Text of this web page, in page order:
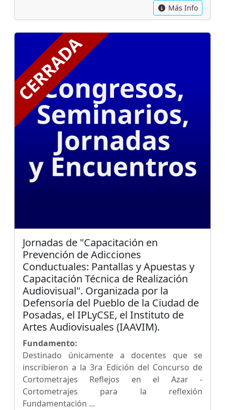
Más Info
Jornadas de "Capacitación en
Prevención de Adicciones
Conductuales: Pantallas y Apuestas y
Capacitación Técnica de Realización
Audiovisual". Organizada por la
Defensoría del Pueblo de la Ciudad de
Posadas, el IPLyCSE, el Instituto de
Artes Audiovisuales (IAAVIM).
Fundamento:
Destinado únicamente a docentes que se
inscribieron a la 3ra Edición del Concurso de
Cortometrajes Reflejos en el Azar -
Cortometrajes para la reflexión
Fundamentación ...